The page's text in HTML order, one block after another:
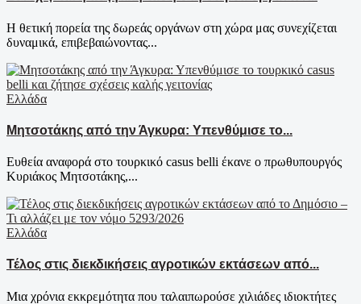
Η θετική πορεία της δωρεάς οργάνων στη χώρα μας συνεχίζεται
δυναμικά, επιβεβαιώνοντας...
Ελλάδα
Μητσοτάκης από την Άγκυρα: Υπενθύμισε το...
Ευθεία αναφορά στο τουρκικό casus belli έκανε ο πρωθυπουργός
Κυριάκος Μητσοτάκης,...
Ελλάδα
Τέλος στις διεκδικήσεις αγροτικών εκτάσεων από...
Μια χρόνια εκκρεμότητα που ταλαιπωρούσε χιλιάδες ιδιοκτήτες